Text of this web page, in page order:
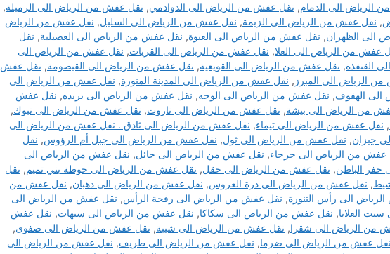
الرياض الى الدمام, نقل عفش من الرياض الى الدوادمي, نقل عفش من الرياض الى الرميلة,
, نقل عفش من الرياض الى الزيمة, نقل عفش من الرياض الى السليل, نقل عفش من الرياض
الى الظهران, نقل عفش من الرياض الى العبوة, نقل عفش من الرياض الى العضيلية, نقل
عفش من الرياض الى العلا, نقل عفش من الرياض الى القريات, نقل عفش من الرياض الى
القنفذة, نقل عفش من الرياض الى القويعية, نقل عفش من الرياض الى القيصومة, نقل عفش
الرياض الى المبرز , نقل عفش من الرياض الى المدينة المنورة, نقل عفش من الرياض الى
الهفوف, نقل عفش من الرياض الى الوجه, نقل عفش من الرياض الى بريده, نقل عفش
من الرياض الى بيشة, نقل عفش من الرياض الى تاروت, نقل عفش من الرياض الى تبوك,
, نقل عفش من الرياض الى تيماء, نقل عفش من الرياض الى ثادق . نقل عفش من الرياض الى
جيزان, نقل عفش من الرياض الى ثول, نقل عفش من الرياض الى جبل أم الرؤوس, نقل
من الرياض الى جرحاء, نقل عفش من الرياض الى حائل, نقل عفش من الرياض الى
حفر الباطن, نقل عفش من الرياض الى حقل, نقل عفش من الرياض الى حوطة بني تميم, نقل
, نقل عفش من الرياض الى درة العروس, نقل عفش من الرياض الى دهبان, نقل عفش من
الى رأس التنورة, نقل عفش من الرياض الى رفحة الرأس, نقل عفش من الرياض الى
العلايا, نقل عفش من الرياض الى سكاكا, نقل عفش من الرياض الى سيهات, نقل عفش
من الرياض الى شقرا, نقل عفش من الرياض الى شيبة, نقل عفش من الرياض الى صفوى,
نقل عفش من الرياض الى ضرما, نقل عفش من الرياض الى طريف, نقل عفش من الرياض الى